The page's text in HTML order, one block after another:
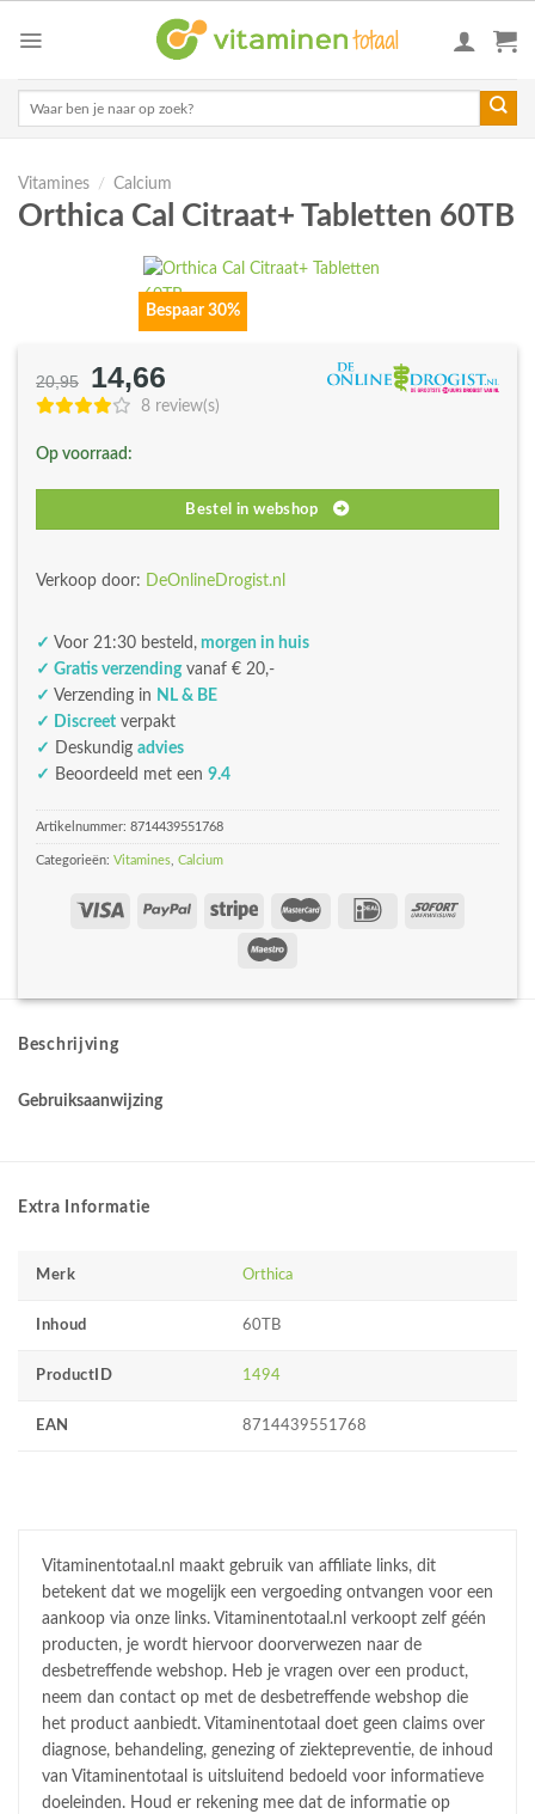
Vitamines / Calcium
Orthica Cal Citraat+ Tabletten 60TB
Bespaar 30%
20,95
Oorspronkelijke
prijs
€20,95.
14,66
prijs
8 review(s)
Op voorraad:
Bestel in webshop
Verkoop door: DeOnlineDrogist.nl
✓ Voor 21:30 besteld, morgen in huis
✓ Gratis verzendingvanaf € 20,-
✓ Verzending in NL & BE
✓ Discreet verpakt
✓
Deskundig advies
✓ Beoordeeld met een 9.4
Artikelnummer: 8714439551768
Categorieën: Vitamines Calcium
Beschrijving
Gebruiksaanwijzing
Extra Informatie
Merk Orthica
Inhoud 60TB
ProductID 1494
EAN 8714439551768
Vitaminentotaal.nl maakt gebruik van affiliate links, dit
betekent dat we mogelijk een vergoeding ontvangen voor een
aankoop via onze links. Vitaminentotaal.nl verkoopt zelf géén
producten, je wordt hiervoor doorverwezen naar de
desbetreffende webshop. Heb je vragen over een product,
neem dan contact op met de desbetreffende webshop die
het product aanbiedt. Vitaminentotaal doet geen claims over
diagnose, behandeling, genezing of ziektepreventie, de inhoud
van Vitaminentotaal is uitsluitend bedoeld voor informatieve
doeleinden. Houd er rekening mee dat de informatie op